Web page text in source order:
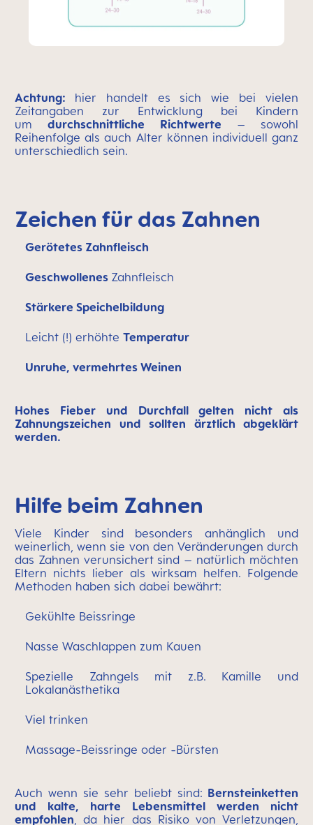
Achtung: hier handelt es sich wie bei vielen
Zeitangaben zur Entwicklung bei Kindern
umdurchschnittliche Richtwerte – sowohl
Reihenfolge als auch Alter können individuell ganz
unterschiedlich sein.
Zeichen für das Zahnen
Gerötetes Zahnfleisch
Geschwollenes Zahnfleisch
Stärkere Speichelbildung
Leicht (!) erhöhte Temperatur
Unruhe, vermehrtes Weinen
Hohes Fieber und Durchfall gelten nicht als
Zahnungszeichen und sollten ärztlich abgeklärt
werden.
Hilfe beim Zahnen
Viele Kinder sind besonders anhänglich und
weinerlich, wenn sie von den Veränderungen durch
das Zahnen verunsichert sind – natürlich möchten
Eltern nichts lieber als wirksam helfen. Folgende
Methoden haben sich dabei bewährt:
Gekühlte Beissringe
Nasse Waschlappen zum Kauen
Spezielle Zahngels mit z.B. Kamille und
Lokalanästhetika
Viel trinken
Massage-Beissringe oder -Bürsten
Auch wenn sie sehr beliebt sind: Bernsteinketten
und kalte, harte Lebensmittel werden nicht
empfohlen, da hier das Risiko von Verletzungen,